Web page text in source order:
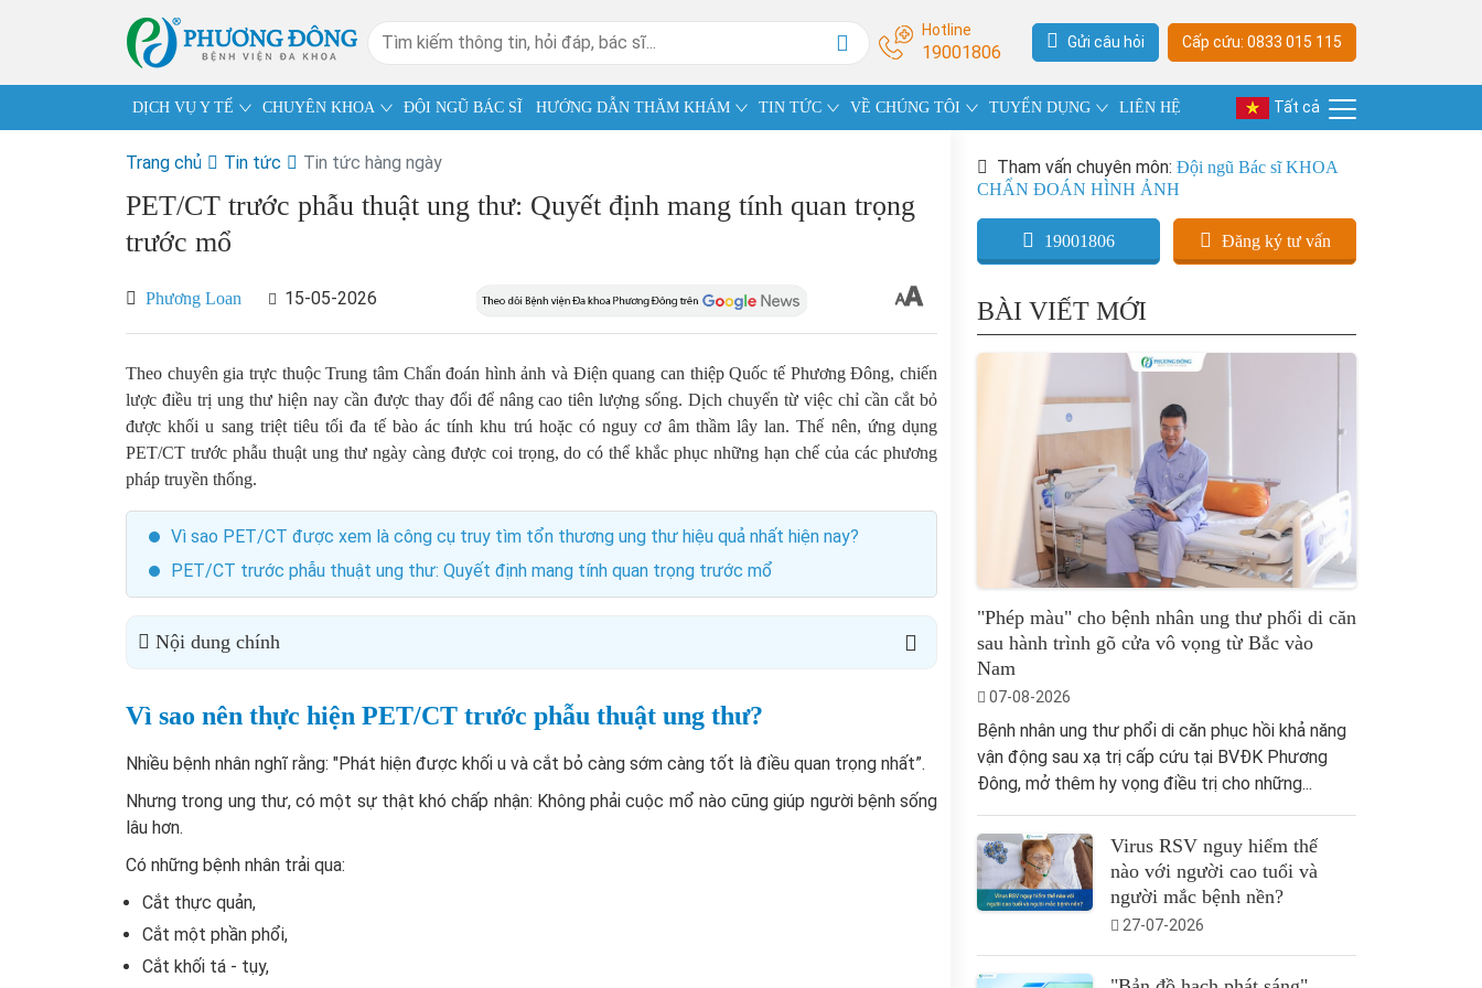
Hotline
19001806 Gửi câu hỏi Cấp cứu: 0833 015 115
DỊCH VỤ Y TẾ CHUYÊN KHOA ĐỘI NGŨ BÁC SĨ HƯỚNG DẪN THĂM KHÁM TIN TỨC VỀ CHÚNG TÔI TUYỂN DỤNG LIÊN HỆ Tất cả
Trang chủ Tin tức Tin tức hàng ngày
PET/CT trước phẫu thuật ung thư: Quyết định mang tính quan trọng
trước mổ
Phương Loan 15-05-2026
Theo chuyên gia trực thuộc Trung tâm Chẩn đoán hình ảnh và Điện quang can thiệp Quốc tế Phương Đông, chiến
lược điều trị ung thư hiện nay cần được thay đổi để nâng cao tiên lượng sống. Dịch chuyển từ việc chỉ cần cắt bỏ
được khối u sang triệt tiêu tối đa tế bào ác tính khu trú hoặc có nguy cơ âm thầm lây lan. Thế nên, ứng dụng
PET/CT trước phẫu thuật ung thư ngày càng được coi trọng, do có thể khắc phục những hạn chế của các phương
pháp truyền thống.
Vì sao PET/CT được xem là công cụ truy tìm tổn thương ung thư hiệu quả nhất hiện nay?
PET/CT trước phẫu thuật ung thư: Quyết định mang tính quan trọng trước mổ
Nội dung chính
Vì sao nên thực hiện PET/CT trước phẫu thuật ung thư?
Nhiều bệnh nhân nghĩ rằng: "Phát hiện được khối u và cắt bỏ càng sớm càng tốt là điều quan trọng nhất”.
Nhưng trong ung thư, có một sự thật khó chấp nhận: Không phải cuộc mổ nào cũng giúp người bệnh sống
lâu hơn.
Có những bệnh nhân trải qua:
Cắt thực quản,
Cắt một phần phổi,
Cắt khối tá - tụy,
Tham vấn chuyên môn: Đội ngũ Bác sĩ KHOA
CHẨN ĐOÁN HÌNH ẢNH
19001806 Đăng ký tư vấn
BÀI VIẾT MỚI
"Phép màu" cho bệnh nhân ung thư phổi di căn
sau hành trình gõ cửa vô vọng từ Bắc vào
Nam
07-08-2026
Bệnh nhân ung thư phổi di căn phục hồi khả năng
vận động sau xạ trị cấp cứu tại BVĐK Phương
Đông, mở thêm hy vọng điều trị cho những...
Virus RSV nguy hiểm thế
nào với người cao tuổi và
người mắc bệnh nền?
27-07-2026